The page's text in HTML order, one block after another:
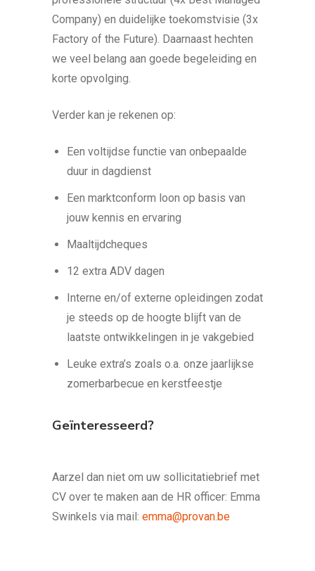
Company) en duidelijke toekomstvisie (3x
Factory of the Future). Daarnaast hechten
we veel belang aan goede begeleiding en
korte opvolging.
Verder kan je rekenen op:
Een voltijdse functie van onbepaalde
duur in dagdienst
Een marktconform loon op basis van
jouw kennis en ervaring
Maaltijdcheques
12 extra ADV dagen
Interne en/of externe opleidingen zodat
je steeds op de hoogte blijft van de
laatste ontwikkelingen in je vakgebied
Leuke extra’s zoals o.a. onze jaarlijkse
zomerbarbecue en kerstfeestje
Geïnteresseerd?
Aarzel dan niet om uw sollicitatiebrief met
CV over te maken aan de HR officer: Emma
Swinkels via mail: emma@provan.be